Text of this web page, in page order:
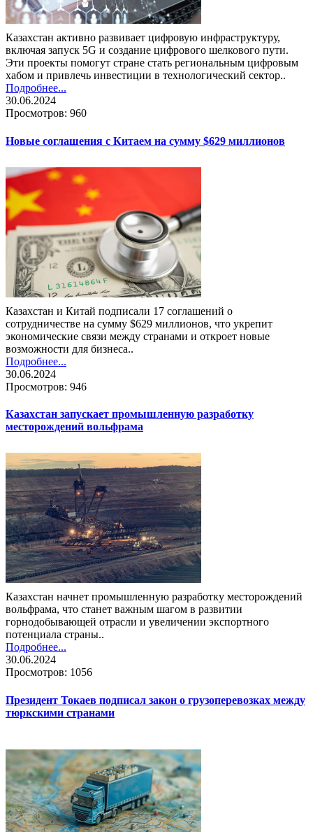
Казахстан активно развивает цифровую инфраструктуру,
включая запуск 5G и создание цифрового шелкового пути.
Эти проекты помогут стране стать региональным цифровым
хабом и привлечь инвестиции в технологический сектор..
Подробнее...
30.06.2024
Просмотров: 960
Новые соглашения с Китаем на сумму $629 миллионов
Казахстан и Китай подписали 17 соглашений о
сотрудничестве на сумму $629 миллионов, что укрепит
экономические связи между странами и откроет новые
возможности для бизнеса..
Подробнее...
30.06.2024
Просмотров: 946
Казахстан запускает промышленную разработку
месторождений вольфрама
Казахстан начнет промышленную разработку месторождений
вольфрама, что станет важным шагом в развитии
горнодобывающей отрасли и увеличении экспортного
потенциала страны..
Подробнее...
30.06.2024
Просмотров: 1056
Президент Токаев подписал закон о грузоперевозках между
тюркскими странами